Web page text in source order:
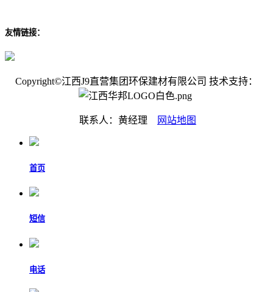
友情链接：
Copyright©江西J9直营集团环保建材有限公司 技术支持：
联系人：黄经理 网站地图
首页
短信
电话